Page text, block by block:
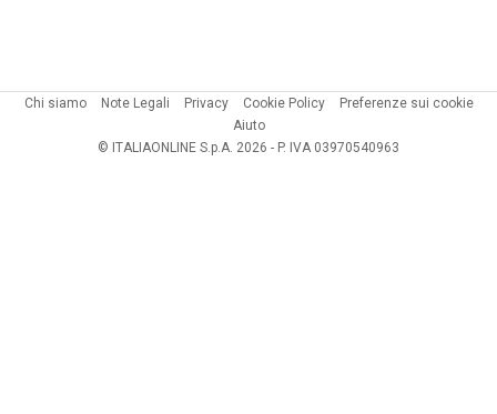
Chi siamo Note Legali Privacy Cookie Policy
Preferenze sui cookie
Aiuto
© ITALIAONLINE S.p.A. 2026 - P. IVA 03970540963